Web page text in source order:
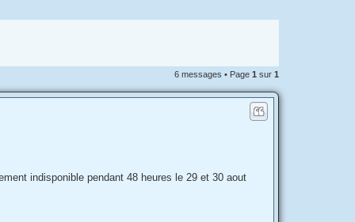
6 messages • Page 1 sur 1
indisponible pendant 48 heures le 29 et 30 aout